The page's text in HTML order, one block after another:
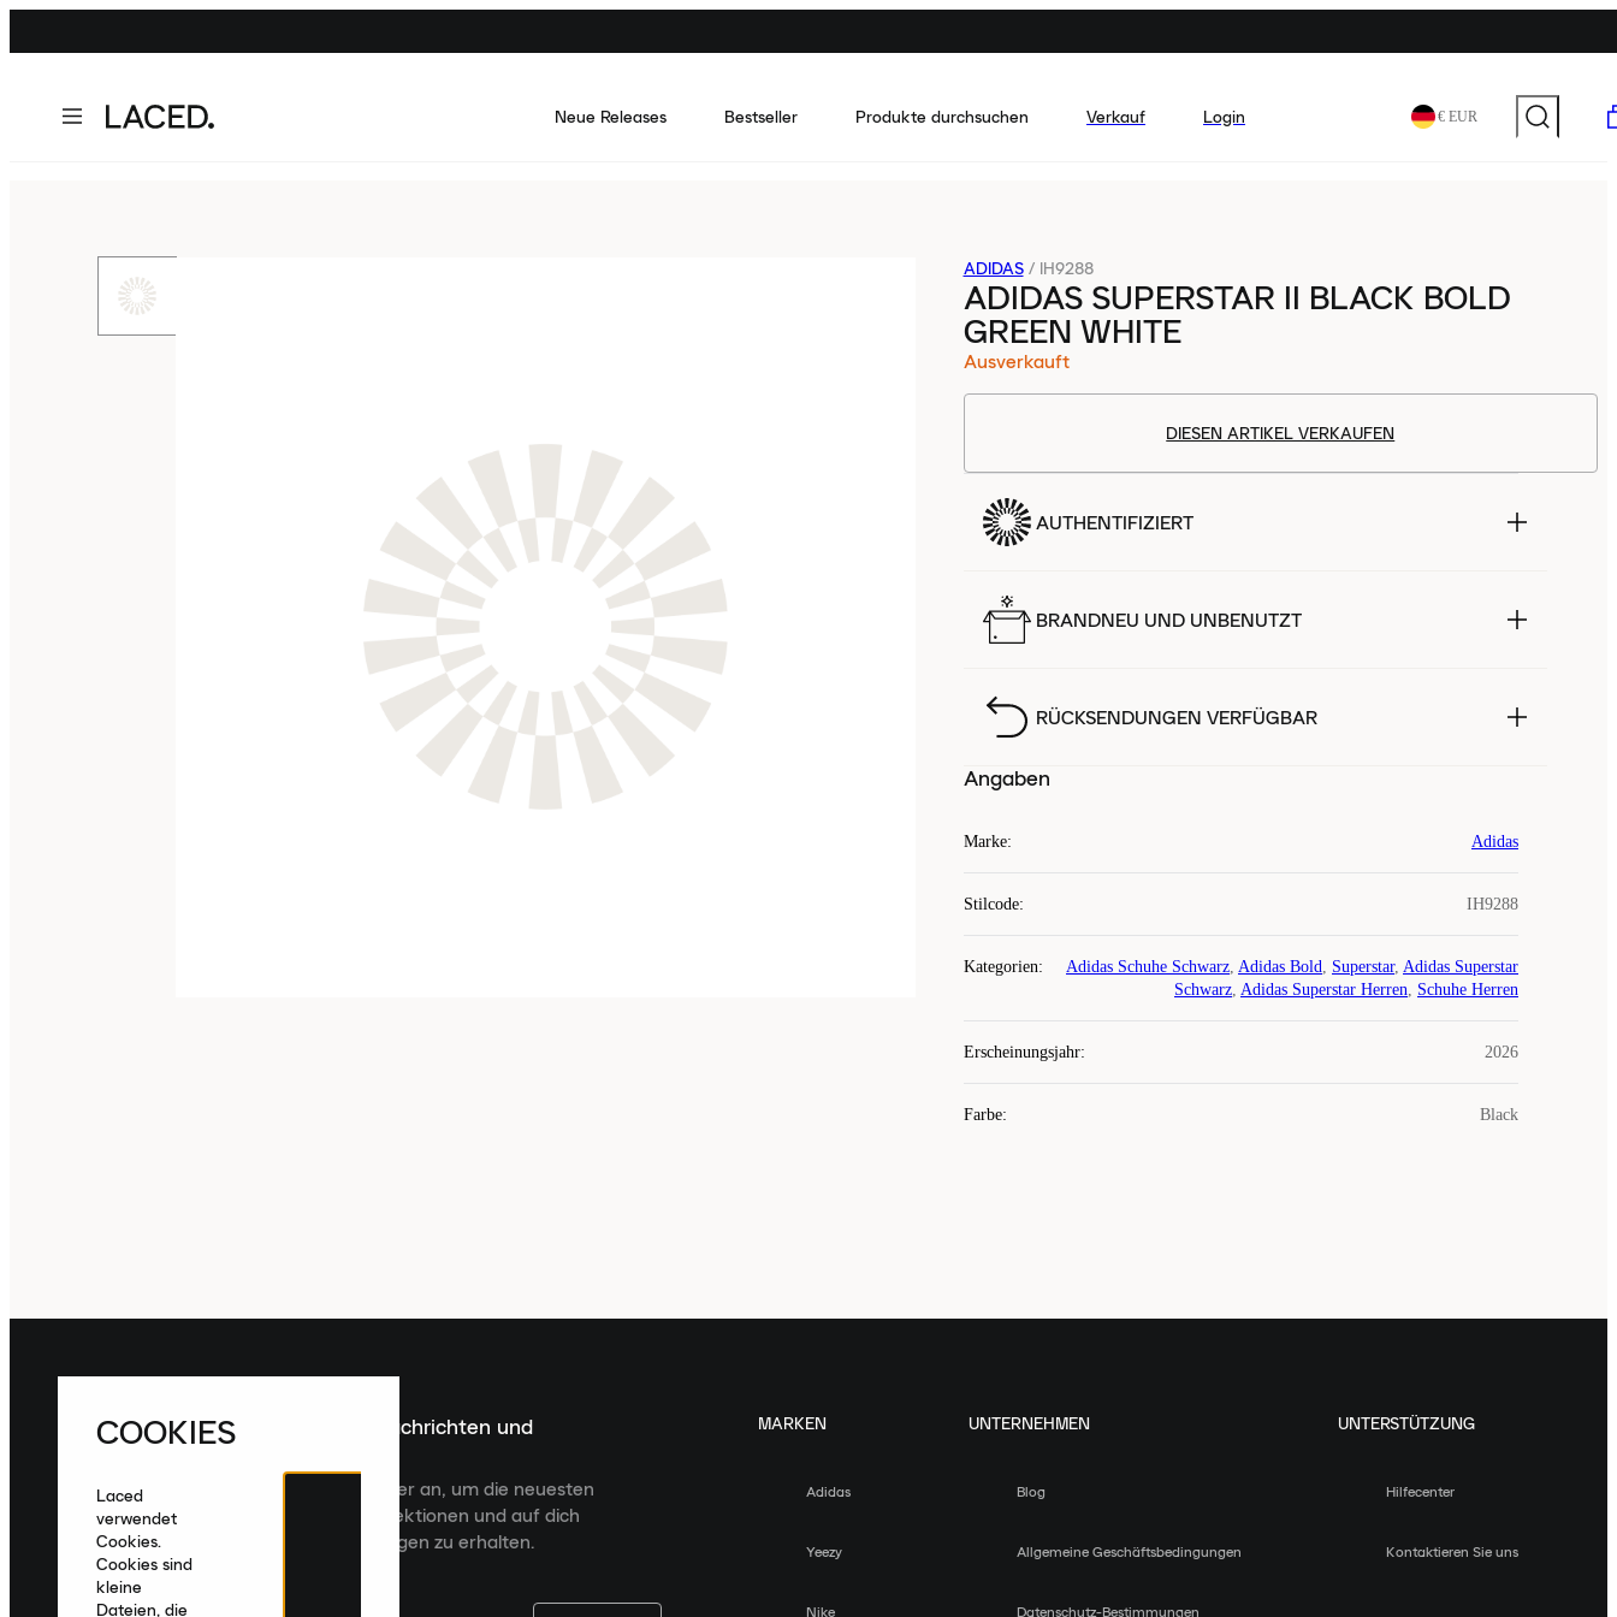
Neue Releases Bestseller Produkte durchsuchen Verkauf Login € EUR
ADIDAS / IH9288
ADIDAS SUPERSTAR II BLACK BOLD
GREEN WHITE
Ausverkauft
DIESEN ARTIKEL VERKAUFEN
AUTHENTIFIZIERT
BRANDNEU UND UNBENUTZT
RÜCKSENDUNGEN VERFÜGBAR
Angaben
Marke: Adidas
Stilcode: IH9288
Kategorien: Adidas Schuhe Schwarz, Adidas Bold, Superstar, Adidas Superstar
Schwarz, Adidas Superstar Herren, Schuhe Herren
Erscheinungsjahr: 2026
Farbe: Black
Melde dich für die neuesten Nachrichten und
Veröffentlichungen an
Melde dich für den Laced Newsletter an, um die neuesten
Veröffentlichungen, kuratierte Kollektionen und auf dich
zugeschnittene Produktempfehlungen zu erhalten.
MARKEN
Adidas
Yeezy
Nike
UNTERNEHMEN
Blog
Allgemeine Geschäftsbedingungen
Datenschutz-Bestimmungen
UNTERSTÜTZUNG
Hilfecenter
Kontaktieren Sie uns
COOKIES
Laced
verwendet
Cookies.
Cookies sind
kleine
Dateien, die